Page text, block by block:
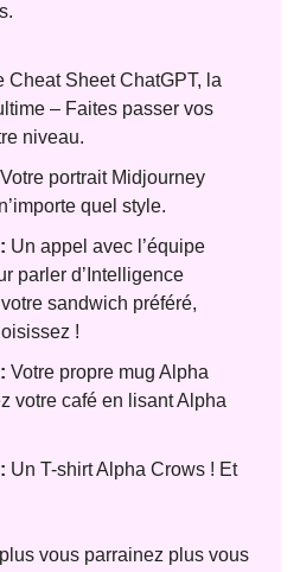
Cheat Sheet ChatGPT, la
– Faites passer vos
niveau.
Votre portrait Midjourney
quel style.
Un appel avec l’équipe
parler d’Intelligence
sandwich préféré,
!
Votre propre mug Alpha
votre café en lisant Alpha
Un T-shirt Alpha Crows ! Et
vous parrainez plus vous